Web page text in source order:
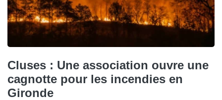
Cluses : Une association ouvre une
cagnotte pour les incendies en
Gironde